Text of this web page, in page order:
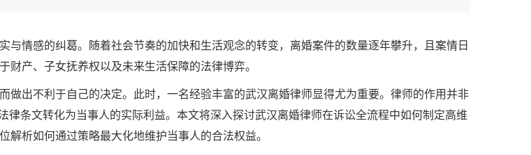
情感的纠葛。随着社会节奏的加快和生活观念的转变，离婚案件的数量逐年攀升，且案情日
产、子女抚养权以及未来生活保障的法律博弈。
做出不利于自己的决定。此时，一名经验丰富的武汉离婚律师显得尤为重要。律师的作用并非
条文转化为当事人的实际利益。本文将深入探讨武汉离婚律师在诉讼全流程中如何制定高维
析如何通过策略最大化地维护当事人的合法权益。